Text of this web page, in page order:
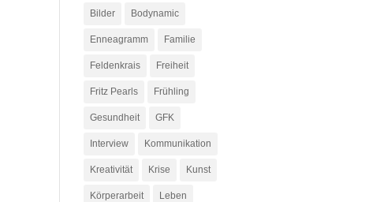
Bilder Bodynamic
Enneagramm Familie
Feldenkrais Freiheit
Fritz Pearls Frühling
Gesundheit GFK
Interview Kommunikation
Kreativität Krise Kunst
Körperarbeit Leben